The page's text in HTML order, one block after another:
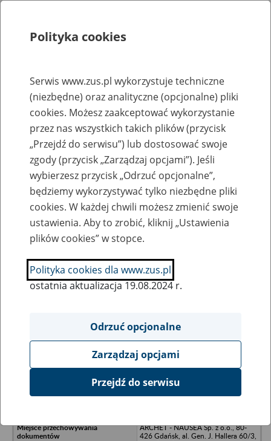
Rejestry, ewidencje i archiwa
Baza zlikwidowanych lub
przekształconych zakładów pracy
Nazwa zakładu pracy:
SZUKAJ
Ukryj wszystkie pozycje bazy
Rolnicza Spółdzielnia Produkcyjna
ARCHET - NAUSEA Sp. z o.o., 80-
426 Gdańsk, al. Gen. J. Hallera 60/3,
Polityka cookies
Serwis www.zus.pl wykorzystuje techniczne
(niezbędne) oraz analityczne (opcjonalne) pliki
cookies. Możesz zaakceptować wykorzystanie
przez nas wszystkich takich plików (przycisk
„Przejdź do serwisu”) lub dostosować swoje
zgody (przycisk „Zarządzaj opcjami”). Jeśli
wybierzesz przycisk „Odrzuć opcjonalne”,
będziemy wykorzystywać tylko niezbędne pliki
cookies. W każdej chwili możesz zmienić swoje
ustawienia. Aby to zrobić, kliknij „Ustawienia
plików cookies” w stopce.
Polityka cookies dla www.zus.pl
ostatnia aktualizacja 19.08.2024 r.
Odrzuć opcjonalne
Zarządzaj opcjami
Przejdź do serwisu